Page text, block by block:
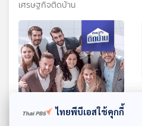
ต้องการ
เศรษฐกิจติดบ้าน
ไทยพีบีเอสใช้คุกกี้